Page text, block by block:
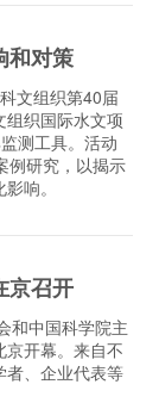
和对策
文组织第40届
组织国际水文项
测工具。活动
例研究，以揭示
响。
京召开
和中国科学院主
京开幕。来自不
者、企业代表等